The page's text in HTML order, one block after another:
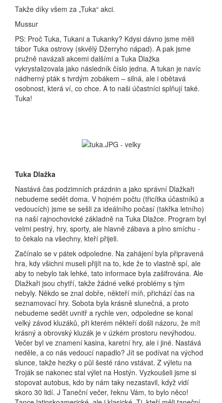
Takže díky všem za „Tuka“ akci.
Mussur
PS: Proč Tuka, Tukani a Tukanky? Kdysi dávno jsme měli
tábor Tuka ostrovy (skvělý Džerryho nápad). A pak jsme
pružně navázali akcemi dalšími a Tuka Dlažka
vykrystalizovala jako následník číslo jedna. A tukan je navíc
nádherný pták s tvrdým zobákem – silná, ale i obětavá
osobnost, která ví, co chce. A to naši účastníci splňují také.
Tuka!
Tuka Dlažka
Nastává čas podzimních prázdnin a jako správní Dlažkaři
nebudeme sedět doma. V hojném počtu (třicítka účastníků a
vedoucích) jsme se sešli za ideálního počasí (takřka letního)
na naší rajnochovické základně na Tuka Dlažce. Program byl
velmi pestrý, hry, sporty, ale hlavně zábava a plno smíchu -
to čekalo na všechny, kteří přijeli.
Začínalo se v pátek odpoledne. Na zahájení byla připravená
hra, kdy všichni museli přijít na to, kde že to vlastně spí, ale
aby to nebylo tak lehké, tato informace byla zašifrována. Ale
Dlažkaři jsou chytří, takže žádné velké problémy s tým
nebyly. Někdo se znal dobře, někteří míň, přichází čas na
seznamovací hry. Sobota byla krásně slunečná, a proto
nebudeme sedět uvnitř a rychle ven, odpoledne se konal
velký závod kluzáků, při kterém někteří došli názoru, že mít
krásný a obrovský kluzák je v úzkém prostoru nevýhodou.
Večer byl ve znamení kasina, karetní hry, ale i jiné. Nastává
neděle, a co nás vedoucí napadlo? Jít se podívat na východ
slunce, takže hezky o půl šesté ráno vstávat. Z výletu na
Troják se nakonec stal výlet na Hostýn. Vyzkoušeli jsme si
stopovat autobus, kdo by nám taky nezastavil, když vidí
skoro 30 lidí. J Taneční večer, řeknu Vám, to bylo něco!